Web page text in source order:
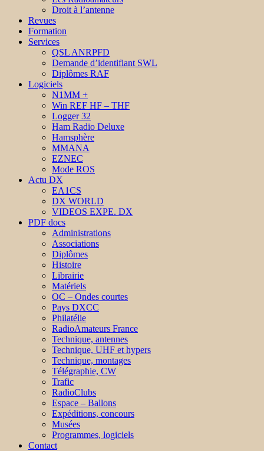
Droit à l’antenne
Revues
Formation
Services
QSL ANRPFD
Demande d’identifiant SWL
Diplômes RAF
Logiciels
N1MM +
Win REF HF – THF
Logger 32
Ham Radio Deluxe
Hamsphère
MMANA
EZNEC
Mode ROS
Actu DX
EA1CS
DX WORLD
VIDEOS EXPE. DX
PDF docs
Administrations
Associations
Diplômes
Histoire
Librairie
Matériels
OC – Ondes courtes
Pays DXCC
Philatélie
RadioAmateurs France
Technique, antennes
Technique, UHF et hypers
Technique, montages
Télégraphie, CW
Trafic
RadioClubs
Espace – Ballons
Expéditions, concours
Musées
Programmes, logiciels
Contact